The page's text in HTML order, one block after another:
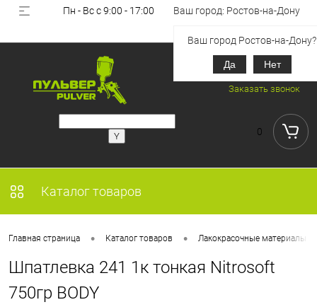
Пн - Вс с 9:00 - 17:00 Ваш город: Ростов-на-Дону
Ваш город Ростов-на-Дону?
Да Нет
+7 (918) 851-53-00
Заказать звонок
0
Каталог товаров
Главная страница • Каталог товаров • Лакокрасочные материалы
Шпатлевка 241 1к тонкая Nitrosoft
750гр BODY